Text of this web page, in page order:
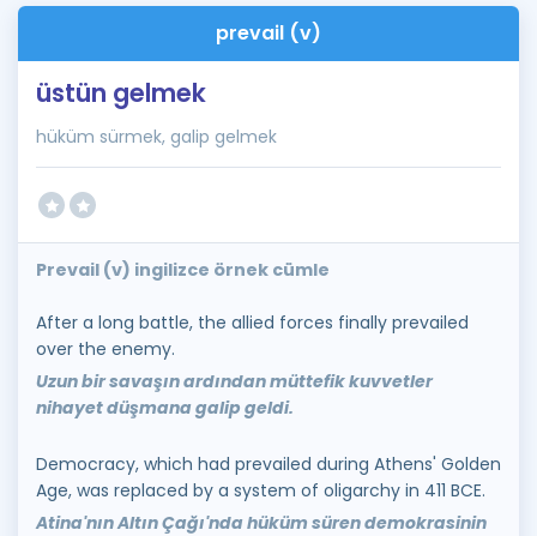
Kampanyalar
Blog
prevail (v)
üstün gelmek
hüküm sürmek, galip gelmek
Prevail (v) ingilizce örnek cümle
After a long battle, the allied forces finally prevailed
over the enemy.
Uzun bir savaşın ardından müttefik kuvvetler
nihayet düşmana galip geldi.
Democracy, which had prevailed during Athens' Golden
Age, was replaced by a system of oligarchy in 411 BCE.
Atina'nın Altın Çağı'nda hüküm süren demokrasinin